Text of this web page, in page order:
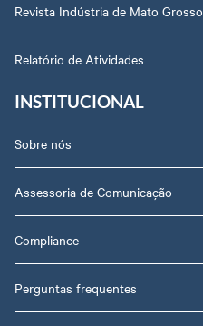
Revista Indústria de Mato Grosso
Relatório de Atividades
INSTITUCIONAL
Sobre nós
Assessoria de Comunicação
Compliance
Perguntas frequentes